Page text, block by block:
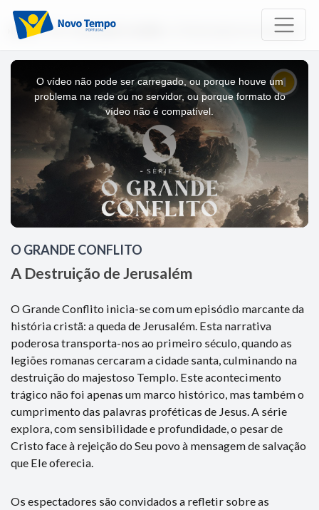
Início TV O Grande Conflito A Destruição de Jerusalém
This
O vídeo não pode ser carregado, ou porque houve um
problema na rede ou no servidor, ou porque formato do
vídeo não é compatível.
O GRANDE CONFLITO
A Destruição de Jerusalém
O Grande Conflito inicia-se com um episódio marcante da
história cristã: a queda de Jerusalém. Esta narrativa
poderosa transporta-nos ao primeiro século, quando as
legiões romanas cercaram a cidade santa, culminando na
destruição do majestoso Templo. Este acontecimento
trágico não foi apenas um marco histórico, mas também o
cumprimento das palavras proféticas de Jesus. A série
explora, com sensibilidade e profundidade, o pesar de
Cristo face à rejeição do Seu povo à mensagem de salvação
que Ele oferecia.
Os espectadores são convidados a refletir sobre as